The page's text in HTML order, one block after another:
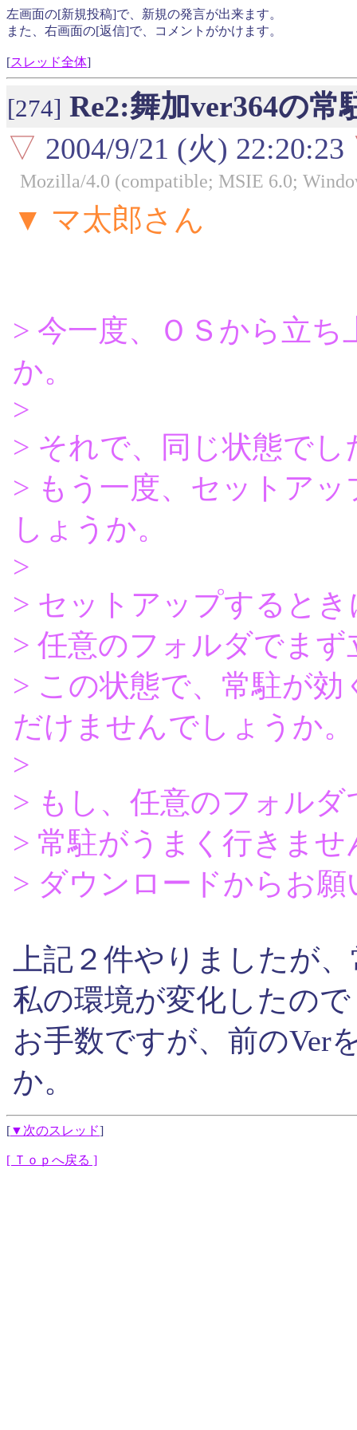
左画面の[新規投稿]で、新規の発言が出来ます。
また、右画面の[返信]で、コメントがかけます。
[スレッド全体]
[274] Re2:舞加ver364の常
▽ 2004/9/21 (火) 22:20:23
Mozilla/4.0 (compatible; MSIE 6.0;
▼ マ太郎さん
> 今一度、ＯＳから立
か。
>
> それで、同じ状態でし
> もう一度、セットア
しょうか。
>
> セットアップするとき
> 任意のフォルダでま
> この状態で、常駐が
だけませんでしょうか。
>
> もし、任意のフォル
> 常駐がうまく行きま
> ダウンロードからお
上記２件やりましたが
私の環境が変化したの
お手数ですが、前のVer
か。
[▼次のスレッド]
[ Ｔｏｐへ戻る ]